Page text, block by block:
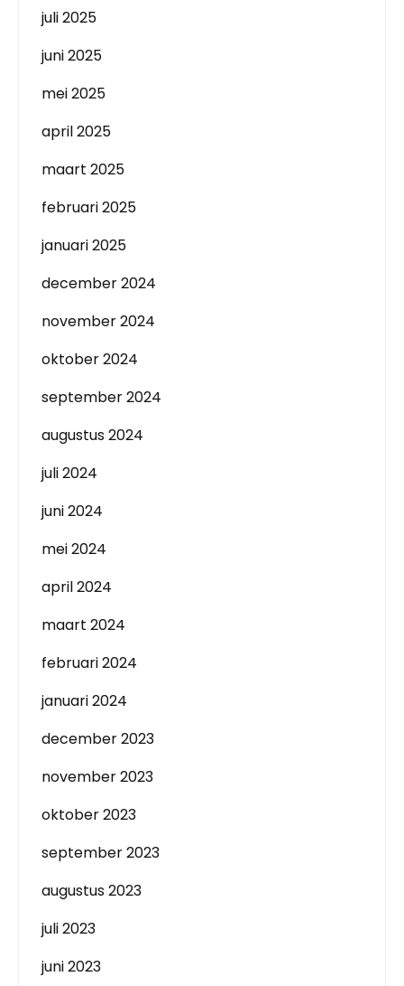
juli 2025
juni 2025
mei 2025
april 2025
maart 2025
februari 2025
januari 2025
december 2024
november 2024
oktober 2024
september 2024
augustus 2024
juli 2024
juni 2024
mei 2024
april 2024
maart 2024
februari 2024
januari 2024
december 2023
november 2023
oktober 2023
september 2023
augustus 2023
juli 2023
juni 2023